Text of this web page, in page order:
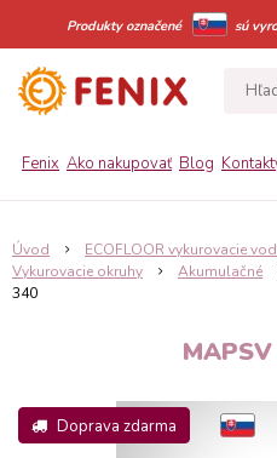
Produkty označené sú
Fenix Ako nakupovať Blog
Úvod ECOFLOOR vykurovacie
Vykurovacie okruhy
Akumulačné
340
Doprava zdarma